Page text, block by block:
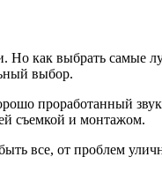
Но как выбрать
выбор.
проработанный
съемкой и монтажом.
все, от проблем